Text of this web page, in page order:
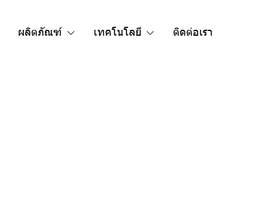
ผลิตภัณฑ์ เทคโนโลยี ติดต่อเรา